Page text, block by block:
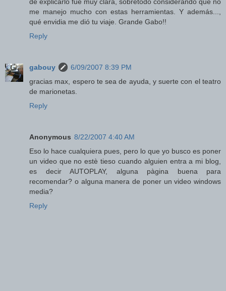
me manejo mucho con estas herramientas. Y además...,
qué envidia me dió tu viaje. Grande Gabo!!
Reply
gabouy
6/09/2007 8:39 PM
gracias max, espero te sea de ayuda, y suerte con el teatro
de marionetas.
Reply
Anonymous 8/22/2007 4:40 AM
Eso lo hace cualquiera pues, pero lo que yo busco es poner
un video que no estè tieso cuando alguien entra a mi blog,
es decir AUTOPLAY, alguna pàgina buena para
recomendar? o alguna manera de poner un video windows
media?
Reply